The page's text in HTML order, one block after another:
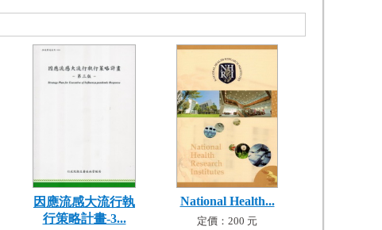
因應流感大流行執
行策略計畫-3...
National Health...
定價：200 元